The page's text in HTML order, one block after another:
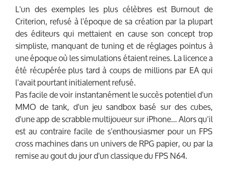
L'un des exemples les plus célèbres est Burnout de
Criterion, refusé à l'époque de sa création par la plupart
des éditeurs qui mettaient en cause son concept trop
simpliste, manquant de tuning et de réglages pointus à
une époque où les simulations étaient reines. La licence a
été récupérée plus tard à coups de millions par EA qui
l'avait pourtant initialement refusé.
Pas facile de voir instantanément le succès potentiel d'un
MMO de tank, d'un jeu sandbox basé sur des cubes,
d'une app de scrabble multijoueur sur iPhone… Alors qu'il
est au contraire facile de s'enthousiasmer pour un FPS
cross machines dans un univers de RPG papier, ou par la
remise au gout du jour d'un classique du FPS N64.